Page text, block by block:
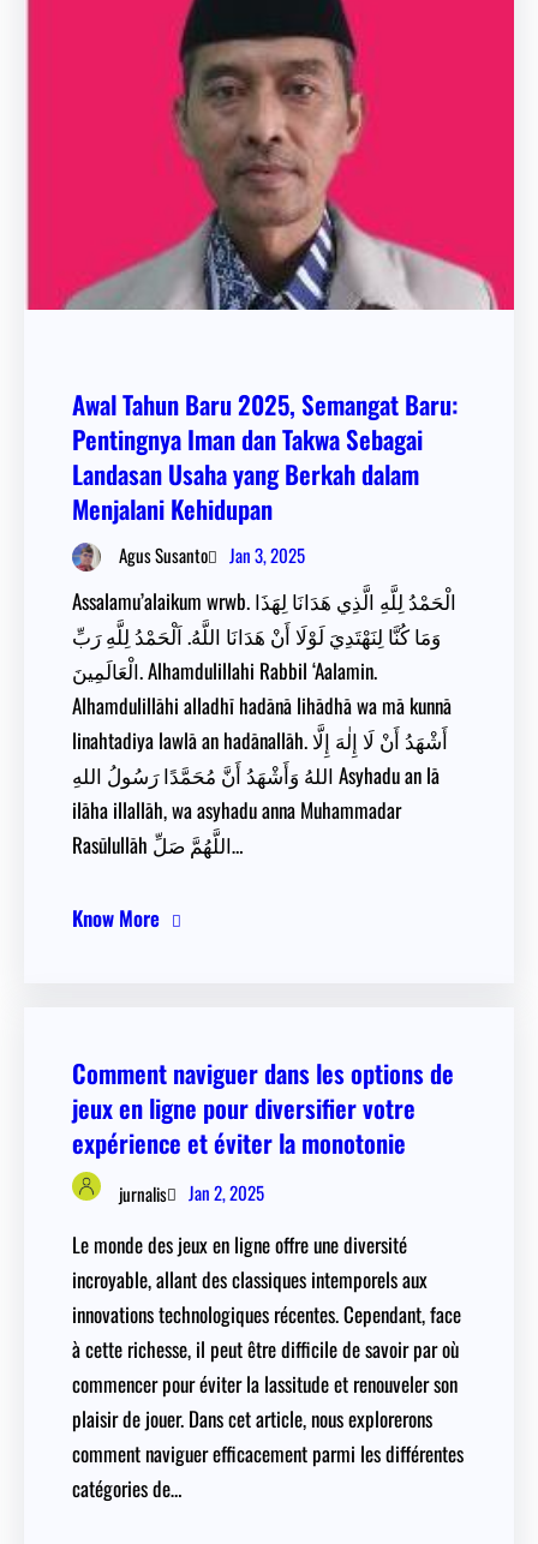
Awal Tahun Baru 2025, Semangat Baru:
Pentingnya Iman dan Takwa Sebagai
Landasan Usaha yang Berkah dalam
Menjalani Kehidupan
Agus Susanto Jan 3, 2025
Assalamu’alaikum wrwb. الْحَمْدُ لِلَّهِ الَّذِي هَدَانَا لِهَذَا
وَمَا كُنَّا لِنَهْتَدِيَ لَوْلَا أَنْ هَدَانَا اللَّهُ. اَلْحَمْدُ لِلَّهِ رَبِّ
الْعَالَمِينَ. Alhamdulillahi Rabbil ‘Aalamin.
Alhamdulillāhi alladhī hadānā lihādhā wa mā kunnā
linahtadiya lawlā an hadānallāh. أَشْهَدُ أَنْ لَا إِلٰهَ إِلَّا
اللهُ وَأَشْهَدُ أَنَّ مُحَمَّدًا رَسُولُ اللهِ Asyhadu an lā
ilāha illallāh, wa asyhadu anna Muhammadar
Rasūlullāh اللَّهُمَّ صَلِّ…
Know More
Comment naviguer dans les options de
jeux en ligne pour diversifier votre
expérience et éviter la monotonie
jurnalis Jan 2, 2025
Le monde des jeux en ligne offre une diversité
incroyable, allant des classiques intemporels aux
innovations technologiques récentes. Cependant, face
à cette richesse, il peut être difficile de savoir par où
commencer pour éviter la lassitude et renouveler son
plaisir de jouer. Dans cet article, nous explorerons
comment naviguer efficacement parmi les différentes
catégories de…